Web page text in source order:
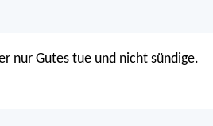
nur Gutes tue und nicht sündige.